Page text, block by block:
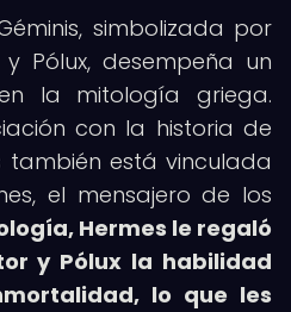
simbolizada por
Pólux, desempeña un
la mitología griega.
con la historia de
también está vinculada
el mensajero de los
Hermes le regaló
y Pólux la habilidad
lo que les